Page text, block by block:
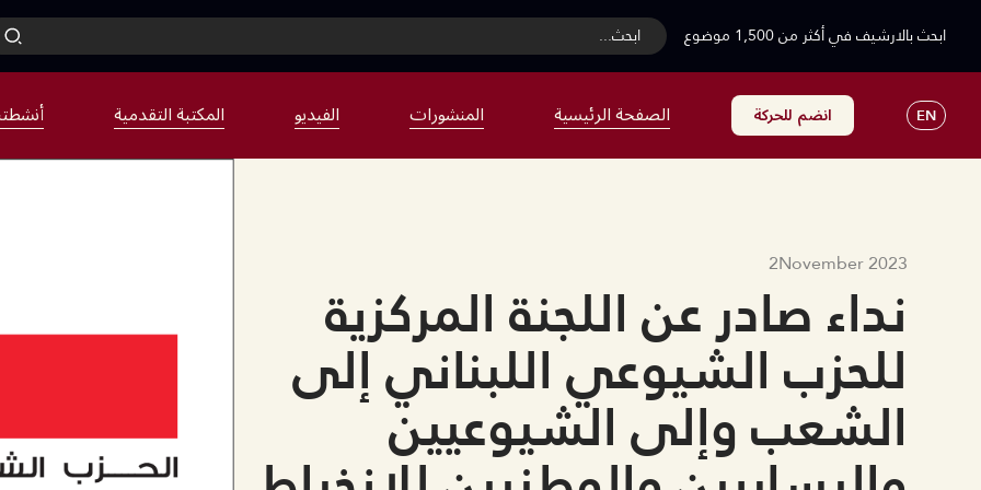
ابحث بالارشيف في أكثر من 1,500 موضوع
EN انضم للحركة الصفحة الرئيسية المنشورات الفيديو المكتبة التقدمية
November 2023
2
‏نداء صادر عن اللجنة المركزية
للحزب الشيوعي اللبناني إلى
الشعب وإلى الشيوعيين